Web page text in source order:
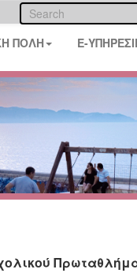
ΠΟΛΗ E-